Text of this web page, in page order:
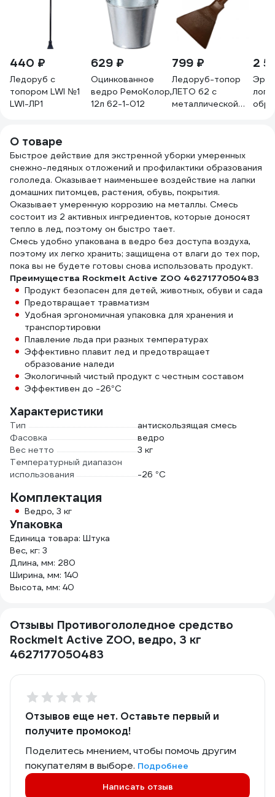
440 ₽
Ледоруб с
топором LWI №1
LWI-ЛР1
629 ₽
Оцинкованное
ведро РемоКолор,
12л 62-1-012
799 ₽
Ледоруб-топор
ЛЕТО б2 с
металлической
2
О товаре
Быстрое действие для экстренной уборки умеренных
снежно-ледяных отложений и профилактики образования
гололеда. Оказывает наименьшее воздействие на лапки
домашних питомцев, растения, обувь, покрытия.
Оказывает умеренную коррозию на металлы. Смесь
состоит из 2 активных ингредиентов, которые доносят
тепло в лед, поэтому он быстро тает.
Смесь удобно упакована в ведро без доступа воздуха,
поэтому их легко хранить; защищена от влаги до тех пор,
пока вы не будете готовы снова использовать продукт.
Преимущества Rockmelt Active ZOO 4627177050483
Продукт безопасен для детей, животных, обуви и сада
Предотвращает травматизм
Удобная эргономичная упаковка для хранения и
транспортировки
Плавление льда при разных температурах
Эффективно плавит лед и предотвращает
образование наледи
Экологичный чистый продукт с честным составом
Эффективен до -26°C
Характеристики
Тип
антискользящая смесь
Фасовка
ведро
Вес нетто
3 кг
Температурный диапазон
использования
-26 °С
Комплектация
Ведро, 3 кг
Упаковка
Единица товара: Штука
Вес, кг: 3
Длина, мм: 280
Ширина, мм: 140
Высота, мм: 40
Отзывы Противогололедное средство
Rockmelt Active ZOO, ведро, 3 кг
4627177050483
Отзывов еще нет. Оставьте первый и
получите промокод!
Поделитесь мнением, чтобы помочь другим
покупателям в выборе. Подробнее
Написать отзыв